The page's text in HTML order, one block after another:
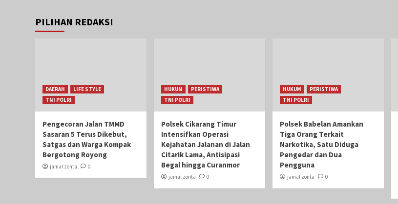
PILIHAN REDAKSI
DAERAH
LIFE STYLE
TNI POLRI
Pengecoran Jalan TMMD
Sasaran 5 Terus Dikebut,
Satgas dan Warga Kompak
Bergotong Royong
jamal zonta 0
HUKUM
PERISTIWA
TNI POLRI
Polsek Cikarang Timur
Intensifkan Operasi
Kejahatan Jalanan di Jalan
Citarik Lama, Antisipasi
Begal hingga Curanmor
jamal zonta 0
HUKUM
PERISTIWA
TNI POLRI
Polsek Babelan Amankan
Tiga Orang Terkait
Narkotika, Satu Diduga
Pengedar dan Dua
Pengguna
jamal zonta 0